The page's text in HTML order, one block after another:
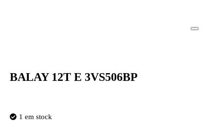
BALAY 12T E 3VS506BP
1 em stock